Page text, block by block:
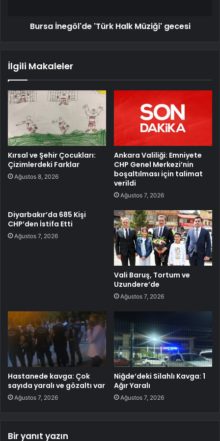
Bursa İnegöl'de 'Türk Halk Müziği' gecesi
İlgili Makaleler
Kırsal ve Şehir Çocukları:
Çizimlerdeki Farklar
Ağustos 8, 2026
Ankara Valiliği: Emniyete
CHP Genel Merkezi’nin
boşaltılması için talimat
verildi
Ağustos 7, 2026
Diyarbakır’da 685 Kişi
CHP’den İstifa Etti
Ağustos 7, 2026
Vali Baruş, Tortum ve
Uzundere’de
Ağustos 7, 2026
Hastanede kavga: Çok
sayıda yaralı ve gözaltı var
Ağustos 7, 2026
Niğde’deki Silahlı Kavga: 1
Ağır Yaralı
Ağustos 7, 2026
Bir yanıt yazın